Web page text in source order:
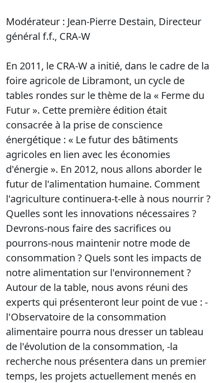
Modérateur : Jean-Pierre Destain, Directeur
général f.f., CRA-W
En 2011, le CRA-W a initié, dans le cadre de la
foire agricole de Libramont, un cycle de
tables rondes sur le thème de la « Ferme du
Futur ». Cette première édition était
consacrée à la prise de conscience
énergétique : « Le futur des bâtiments
agricoles en lien avec les économies
d'énergie ». En 2012, nous allons aborder le
futur de l'alimentation humaine. Comment
l'agriculture continuera-t-elle à nous nourrir ?
Quelles sont les innovations nécessaires ?
Devrons-nous faire des sacrifices ou
pourrons-nous maintenir notre mode de
consommation ? Quels sont les impacts de
notre alimentation sur l'environnement ?
Autour de la table, nous avons réuni des
experts qui présenteront leur point de vue : -
l'Observatoire de la consommation
alimentaire pourra nous dresser un tableau
de l'évolution de la consommation, -la
recherche nous présentera dans un premier
temps, les projets actuellement menés en